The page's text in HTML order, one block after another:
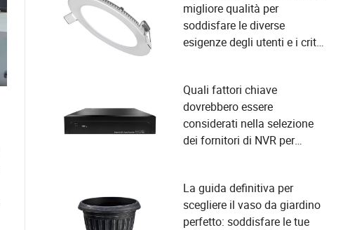
migliore qualità per
soddisfare le diverse
esigenze degli utenti e i criteri
Quali fattori chiave
dovrebbero essere
considerati nella selezione
dei fornitori di NVR per
La guida definitiva per
scegliere il vaso da giardino
perfetto: soddisfare le tue